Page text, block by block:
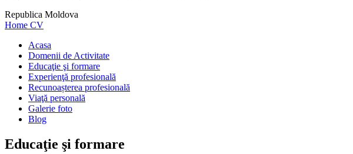
Republica Moldova
Home CV
Acasa
Domenii de Activitate
Educaţie şi formare
Experienţă profesională
Recunoașterea profesională
Viaţă personală
Galerie foto
Blog
Educaţie şi formare